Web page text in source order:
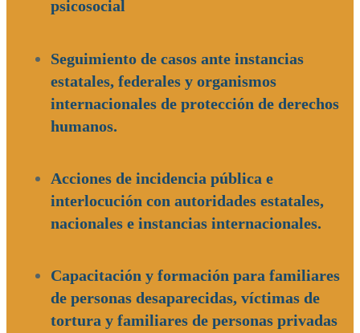
psicosocial
Seguimiento de casos ante instancias
estatales, federales y organismos
internacionales de protección de derechos
humanos.
Acciones de incidencia pública e
interlocución con autoridades estatales,
nacionales e instancias internacionales.
Capacitación y formación para familiares
de personas desaparecidas, víctimas de
tortura y familiares de personas privadas